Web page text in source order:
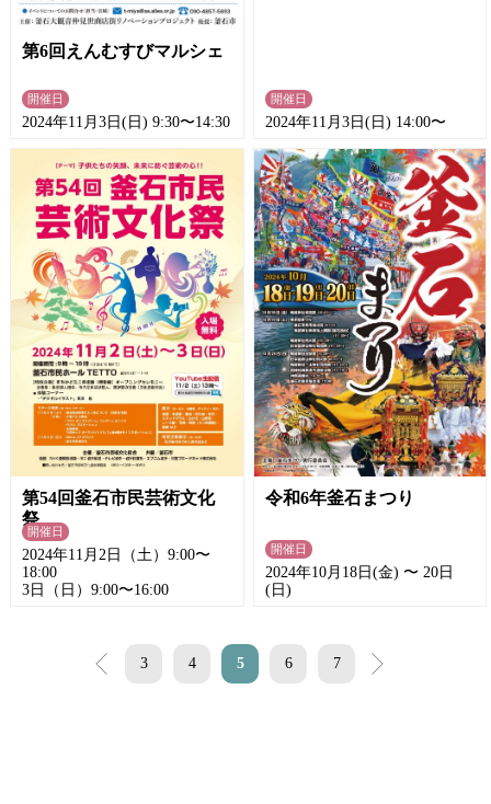
第6回えんむすびマルシェ
開催日
2024年11月3日(日) 9:30〜14:30
開催日
2024年11月3日(日) 14:00〜
第54回釜石市民芸術文化
祭
開催日
2024年11月2日（土）9:00〜
18:00
3日（日）9:00〜16:00
令和6年釜石まつり
開催日
2024年10月18日(金) 〜 20日
(日)
< 3 4 5 6 7 >